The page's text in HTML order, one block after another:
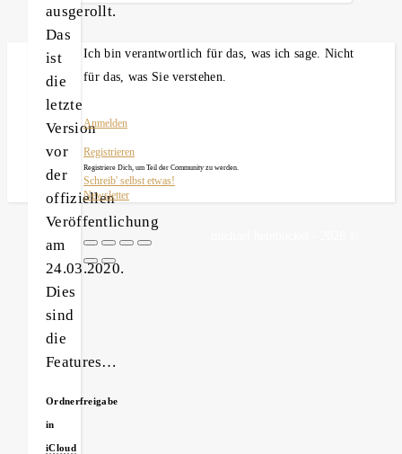
ausgerollt.
Das
ist
die
letzte
Version
vor
der
offiziellen
Veröffentlichung
am
24.03.2020.
Dies
sind
die
Features…
Ordnerfreigabe
in
iCloud
Ich bin verantwortlich für das, was ich sage. Nicht
für das, was Sie verstehen.
Anmelden
Registrieren
Registriere Dich, um Teil der Community zu werden.
Schreib' selbst etwas!
Newsletter